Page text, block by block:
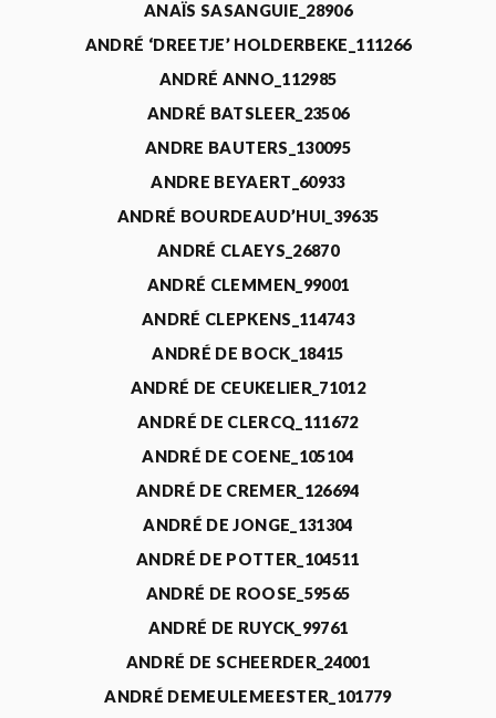
ANAÏS SASANGUIE_28906
ANDRÉ ‘DREETJE’ HOLDERBEKE_111266
ANDRÉ ANNO_112985
ANDRÉ BATSLEER_23506
ANDRE BAUTERS_130095
ANDRE BEYAERT_60933
ANDRÉ BOURDEAUD’HUI_39635
ANDRÉ CLAEYS_26870
ANDRÉ CLEMMEN_99001
ANDRÉ CLEPKENS_114743
ANDRÉ DE BOCK_18415
ANDRÉ DE CEUKELIER_71012
ANDRÉ DE CLERCQ_111672
ANDRÉ DE COENE_105104
ANDRÉ DE CREMER_126694
ANDRÉ DE JONGE_131304
ANDRÉ DE POTTER_104511
ANDRÉ DE ROOSE_59565
ANDRÉ DE RUYCK_99761
ANDRÉ DE SCHEERDER_24001
ANDRÉ DEMEULEMEESTER_101779